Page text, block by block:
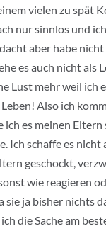
vielen zu spät
nur sinnlos und
aber habe
es auch nicht als
Lust mehr weil ich
Also ich
ich es meinen
Ich schaffe es
geschockt,
wie reagieren
sie ja bisher nichts
die Sache am